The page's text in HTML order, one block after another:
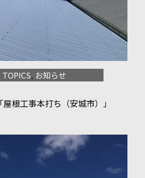
TOPICS, お知らせ
根工事本打ち（安城市）」